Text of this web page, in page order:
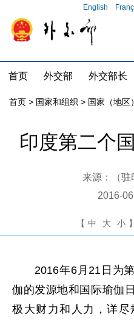
English
首页 外交部 外交部长
首页 > 国家和组织 > 国家（地区）
印度第二个
来源：（
2016-
【 中 大 小 】
2016年6月21日为第
伽的发源地和国际瑜伽
极大财力和人力，详